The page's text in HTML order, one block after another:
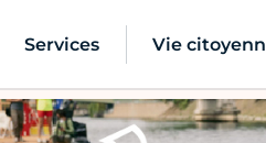
Services Vie